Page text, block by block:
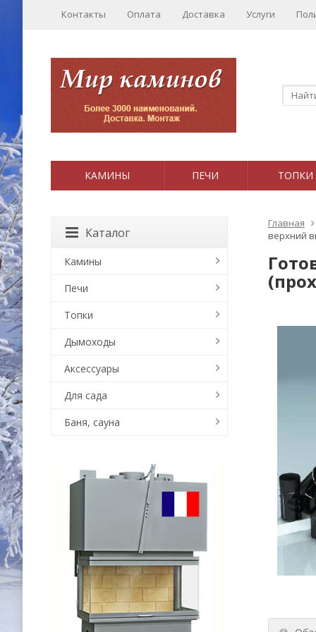
Контакты Оплата Доставка Услуги
КАМИНЫ ПЕЧИ ТОПКИ
Главная
верхний
Каталог
Камины
Печи
Топки
Дымоходы
Аксессуары
Для сада
Баня, сауна